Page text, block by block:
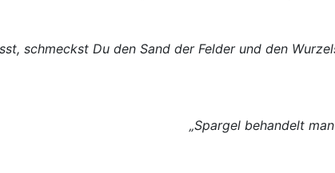
schmeckst Du den Sand der Felder und den
„Spargel behandelt